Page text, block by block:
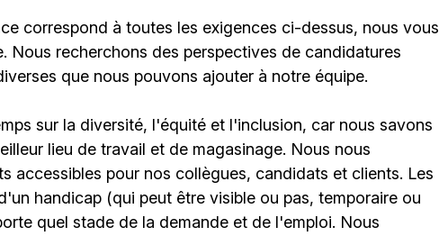
correspond à toutes les exigences ci-dessus, nous vous
Nous recherchons des perspectives de candidatures
que nous pouvons ajouter à notre équipe.
sur la diversité, l'équité et l'inclusion, car nous savons
lieu de travail et de magasinage. Nous nous
accessibles pour nos collègues, candidats et clients. Les
handicap (qui peut être visible ou pas, temporaire ou
quel stade de la demande et de l'emploi. Nous